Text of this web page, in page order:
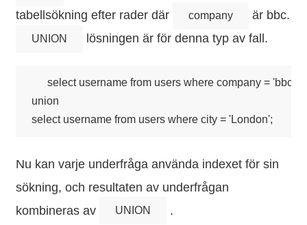
tabellsökning efter rader där
company är bbc.
UNION lösningen är för denna typ av fall.
select username from users where company = 'bbc'
union
Nu kan varje underfråga använda indexet för sin
sökning, och resultaten av underfrågan
kombineras av
UNION
.